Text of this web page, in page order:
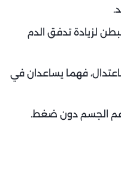
لزيادة تدفق الدم
فهما يساعدان في
الجسم دون ضغط.